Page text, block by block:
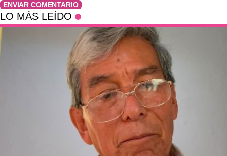
ENVIAR COMENTARIO
LO MÁS LEÍDO